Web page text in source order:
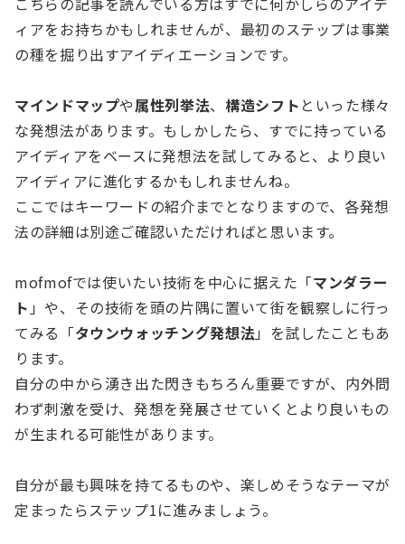
ィアをお持ちかもしれませんが、最初のステップは事業
の種を掘り出すアイディエーションです。
マインドマップや属性列挙法、 構造シフト といった様々
な発想法があります。もしかしたら、すでに持っている
アイディアをベースに発想法を試してみると、より良い
アイディアに進化するかもしれませんね。
ここではキーワードの紹介までとなりますので、各発想
法の詳細は別途ご確認いただければと思います。
mofmofでは使いたい技術を中心に据えた「マンダラー
ト 」や、その技術を頭の片隅に置いて街を観察しに行っ
てみる「タウンウォッチング発想法」を試したこともあ
ります。
自分の中から湧き出た閃きもちろん重要ですが、内外問
わず刺激を受け、発想を発展させていくとより良いもの
が生まれる可能性があります。
自分が最も興味を持てるものや、楽しめそうなテーマが
定まったらステップ1に進みましょう。